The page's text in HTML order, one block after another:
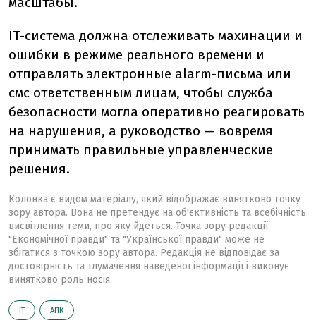
IT-система должна отслеживать махинации и
ошибки в режиме реального времени и
отправлять электронные alarm-письма или
смс ответственным лицам, чтобы служба
безопасности могла оперативно реагировать
на нарушения, а руководство — вовремя
принимать правильные управленческие
решения.
Колонка є видом матеріалу, який відображає винятково точку
зору автора. Вона не претендує на об'єктивність та всебічність
висвітлення теми, про яку йдеться. Точка зору редакції
"Економічної правди" та "Української правди" може не
збігатися з точкою зору автора. Редакція не відповідає за
достовірність та тлумачення наведеної інформації і виконує
винятково роль носія.
ІТ АПК